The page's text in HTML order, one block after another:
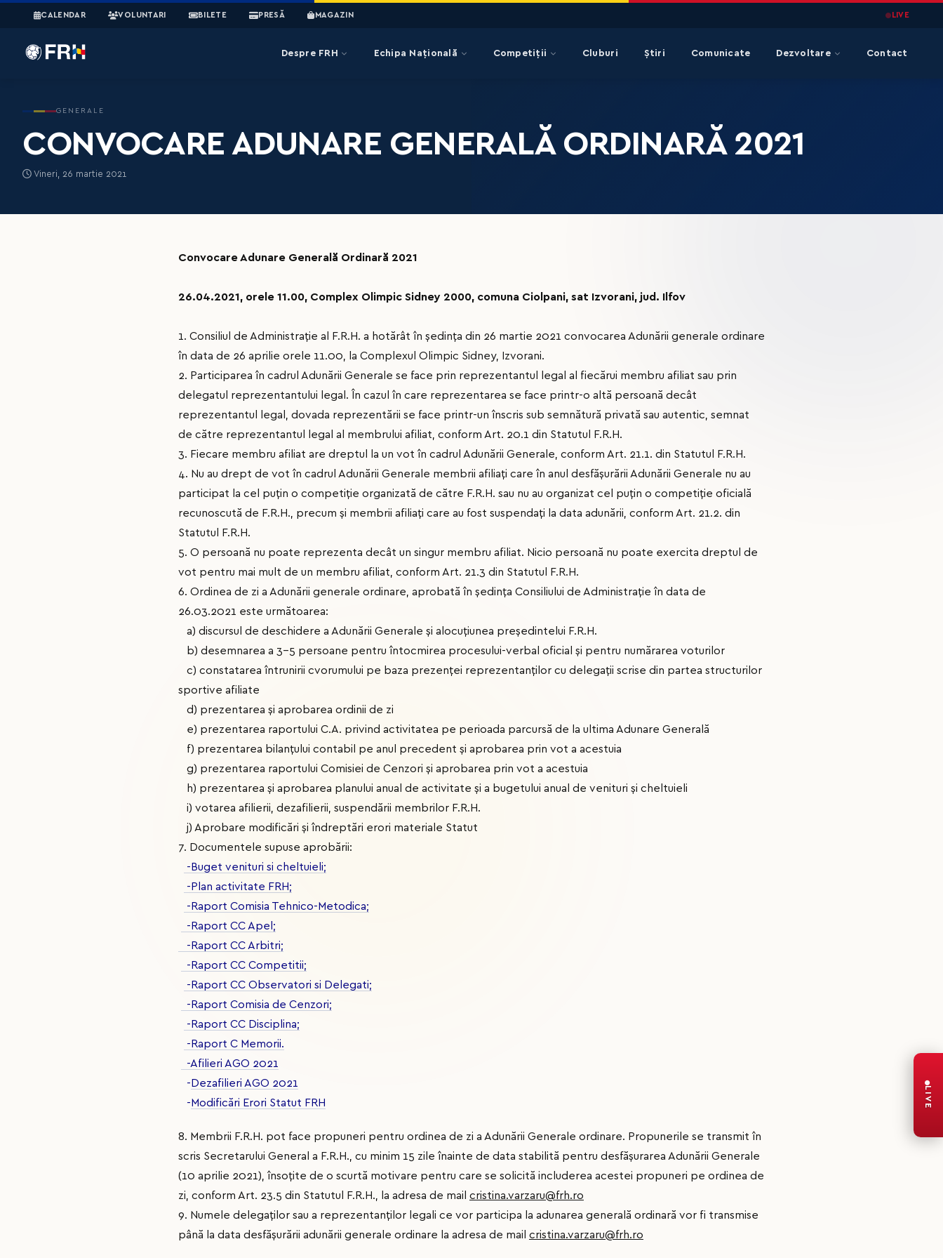
CALENDAR VOLUNTARI BILETE PRESĂ MAGAZIN LIVE
Despre FRH Echipa Națională Competiții Cluburi Știri Comunicate Dezvoltare Contact
GENERALE
CONVOCARE ADUNARE GENERALĂ ORDINARĂ 2021
Vineri, 26 martie 2021
Convocare Adunare Generală Ordinară 2021
26.04.2021, orele 11.00, Complex Olimpic Sidney 2000, comuna Ciolpani, sat Izvorani, jud. Ilfov
1. Consiliul de Administrație al F.R.H. a hotărât în ședința din 26 martie 2021 convocarea Adunării generale ordinare
în data de 26 aprilie orele 11.00, la Complexul Olimpic Sidney, Izvorani.
2. Participarea în cadrul Adunării Generale se face prin reprezentantul legal al fiecărui membru afiliat sau prin
delegatul reprezentantului legal. În cazul în care reprezentarea se face printr-o altă persoană decât
reprezentantul legal, dovada reprezentării se face printr-un înscris sub semnătură privată sau autentic, semnat
de către reprezentantul legal al membrului afiliat, conform Art. 20.1 din Statutul F.R.H.
3. Fiecare membru afiliat are dreptul la un vot în cadrul Adunării Generale, conform Art. 21.1. din Statutul F.R.H.
4. Nu au drept de vot în cadrul Adunării Generale membrii afiliați care în anul desfășurării Adunării Generale nu au
participat la cel puțin o competiție organizată de către F.R.H. sau nu au organizat cel puțin o competiție oficială
recunoscută de F.R.H., precum și membrii afiliați care au fost suspendați la data adunării, conform Art. 21.2. din
Statutul F.R.H.
5. O persoană nu poate reprezenta decât un singur membru afiliat. Nicio persoană nu poate exercita dreptul de
vot pentru mai mult de un membru afiliat, conform Art. 21.3 din Statutul F.R.H.
6. Ordinea de zi a Adunării generale ordinare, aprobată în ședința Consiliului de Administrație în data de
26.03.2021 este următoarea:
a) discursul de deschidere a Adunării Generale și alocuțiunea președintelui F.R.H.
b) desemnarea a 3-5 persoane pentru întocmirea procesului-verbal oficial și pentru numărarea voturilor
c) constatarea întrunirii cvorumului pe baza prezenței reprezentanților cu delegații scrise din partea structurilor
sportive afiliate
d) prezentarea și aprobarea ordinii de zi
e) prezentarea raportului C.A. privind activitatea pe perioada parcursă de la ultima Adunare Generală
f) prezentarea bilanțului contabil pe anul precedent şi aprobarea prin vot a acestuia
g) prezentarea raportului Comisiei de Cenzori şi aprobarea prin vot a acestuia
h) prezentarea şi aprobarea planului anual de activitate şi a bugetului anual de venituri şi cheltuieli
i) votarea afilierii, dezafilierii, suspendării membrilor F.R.H.
j) Aprobare modificări și îndreptări erori materiale Statut
7. Documentele supuse aprobării:
-Buget venituri si cheltuieli;
-Plan activitate FRH;
-Raport Comisia Tehnico-Metodica;
-Raport CC Apel;
-Raport CC Arbitri;
-Raport CC Competitii;
-Raport CC Observatori si Delegati;
-Raport Comisia de Cenzori;
-Raport CC Disciplina;
-Raport C Memorii.
-Afilieri AGO 2021
- Dezafilieri AGO 2021
-Modificări Erori Statut FRH
8. Membrii F.R.H. pot face propuneri pentru ordinea de zi a Adunării Generale ordinare. Propunerile se transmit în
scris Secretarului General a F.R.H., cu minim 15 zile înainte de data stabilită pentru desfășurarea Adunării Generale
(10 aprilie 2021), însoțite de o scurtă motivare pentru care se solicită includerea acestei propuneri pe ordinea de
zi, conform Art. 23.5 din Statutul F.R.H., la adresa de mail cristina.varzaru@frh.ro
9. Numele delegaților sau a reprezentanților legali ce vor participa la adunarea generală ordinară vor fi transmise
până la data desfășurării adunării generale ordinare la adresa de mail cristina.varzaru@frh.ro
LIVE